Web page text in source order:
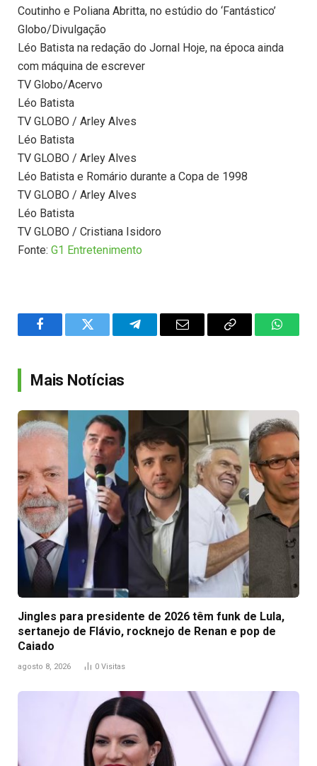
Coutinho e Poliana Abritta, no estúdio do ‘Fantástico’
Globo/Divulgação
Léo Batista na redação do Jornal Hoje, na época ainda
com máquina de escrever
TV Globo/Acervo
Léo Batista
TV GLOBO / Arley Alves
Léo Batista
TV GLOBO / Arley Alves
Léo Batista e Romário durante a Copa de 1998
TV GLOBO / Arley Alves
Léo Batista
TV GLOBO / Cristiana Isidoro
Fonte: G1 Entretenimento
FacebookTwitter TelegramEmail
Copy
Mais Notícias
Jingles para presidente de 2026 têm funk de Lula,
sertanejo de Flávio, rocknejo de Renan e pop de
Caiado
agosto 8, 2026 0 Visitas